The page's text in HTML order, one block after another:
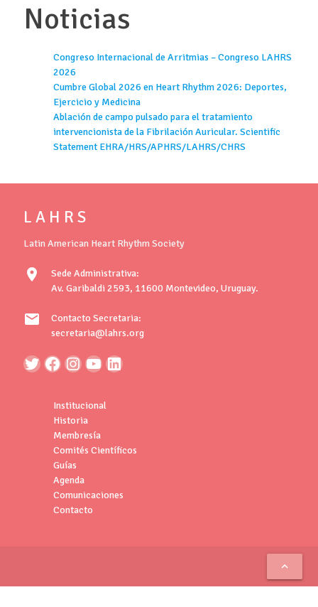
Noticias
Congreso Internacional de Arritmias – Congreso LAHRS
2026
Cumbre Global 2026 en Heart Rhythm 2026: Deportes,
Ejercicio y Medicina
Ablación de campo pulsado para el tratamiento
intervencionista de la Fibrilación Auricular. Scientific
Statement EHRA/HRS/APHRS/LAHRS/CHRS
L A H R S
Latin American Heart Rhythm Society
location_on
Sede Administrativa:
Av. Garibaldi 2593, 11600 Montevideo, Uruguay.
mail
Contacto Secretaria:
secretaria@lahrs.org
Institucional
Historia
Membresía
Comités Científicos
Guías
Agenda
Comunicaciones
Contacto
keyboard_arrow_up